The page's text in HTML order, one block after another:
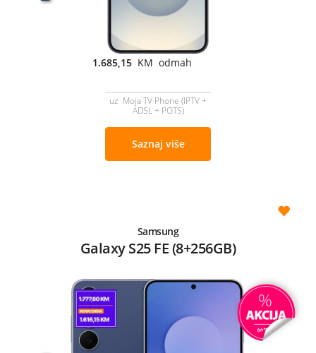
1.685,15 KM odmah
uz Moja TV Phone (IPTV +
ADSL + POTS)
Saznaj više
Samsung
Galaxy S25 FE (8+256GB)